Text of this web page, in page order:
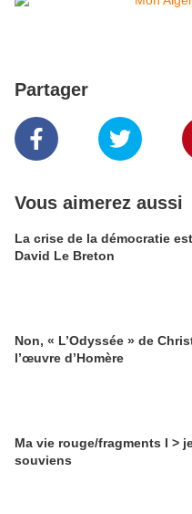
Partager
Vous aimerez aussi
La crise de la démocratie
David Le Breton
Non, « L’Odyssée » de
l’œuvre d’Homère
Ma vie rouge/fragments I >
souviens